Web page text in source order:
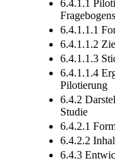
6.4.1.1
Fragebogens
6.4.1.1.1
6.4.1.1.2
6.4.1.1.3
6.4.1.1.4
Pilotierung
6.4.2
Studie
6.4.2.1
6.4.2.2
6.4.3